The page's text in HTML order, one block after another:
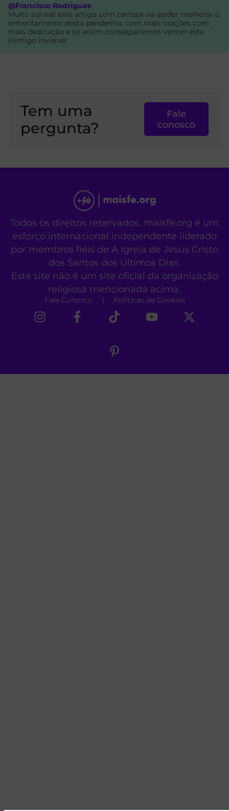
@Francisco Rodrigues
Muito surreal este artigo com certeza vai poder melhorar o
enfrentamento desta pandemia, com mais orações com
mais dedicação e só assim conseguiremos vencer este
inimigo invisivel
Tem uma
pergunta?
Fale
conosco
Todos os direitos reservados. maisfe.org é um
esforço internacional independente liderado
por membros fiéis de A Igreja de Jesus Cristo
dos Santos dos Últimos Dias.
Este site não é um site oficial da organização
religiosa mencionada acima.
Fale Conosco Políticas de Cookies